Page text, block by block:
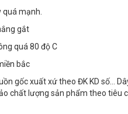
mạnh.
gắt
quá 80 độ C
bắc
gốc xuất xứ theo ĐK KD số…
chất lượng sản phẩm theo tiêu